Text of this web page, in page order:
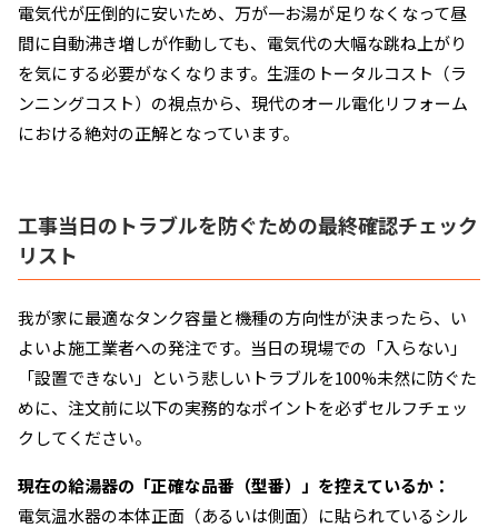
電気代が圧倒的に安いため、万が一お湯が足りなくなって昼
間に自動沸き増しが作動しても、電気代の大幅な跳ね上がり
を気にする必要がなくなります。生涯のトータルコスト（ラ
ンニングコスト）の視点から、現代のオール電化リフォーム
における絶対の正解となっています。
工事当日のトラブルを防ぐための最終確認チェック
リスト
我が家に最適なタンク容量と機種の方向性が決まったら、い
よいよ施工業者への発注です。当日の現場での「入らない」
「設置できない」という悲しいトラブルを100%未然に防ぐた
めに、注文前に以下の実務的なポイントを必ずセルフチェッ
クしてください。
現在の給湯器の「正確な品番（型番）」を控えているか：
電気温水器の本体正面（あるいは側面）に貼られているシル